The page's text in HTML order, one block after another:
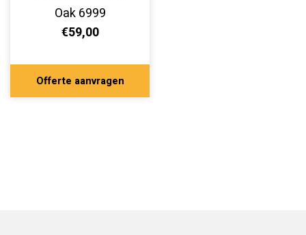
Oak 6999
€59,00
Offerte aanvragen